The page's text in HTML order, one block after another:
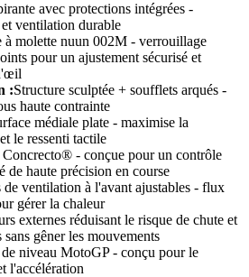
avec protections intégrées -
ventilation durable
à molette nuun 002M - verrouillage
pour un ajustement sécurisé et
:Structure sculptée + soufflets arqués -
haute contrainte
médiale plate - maximise la
le ressenti tactile
- conçue pour un contrôle
de haute précision en course
ventilation à l'avant ajustables - flux
gérer la chaleur
externes réduisant le risque de chute et
gêner les mouvements
niveau MotoGP - conçu pour le
l'accélération